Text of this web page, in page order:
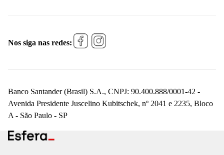
Nos siga nas redes:
Banco Santander (Brasil) S.A., CNPJ: 90.400.888/0001-42 -
Avenida Presidente Juscelino Kubitschek, nº 2041 e 2235, Bloco
A - São Paulo - SP